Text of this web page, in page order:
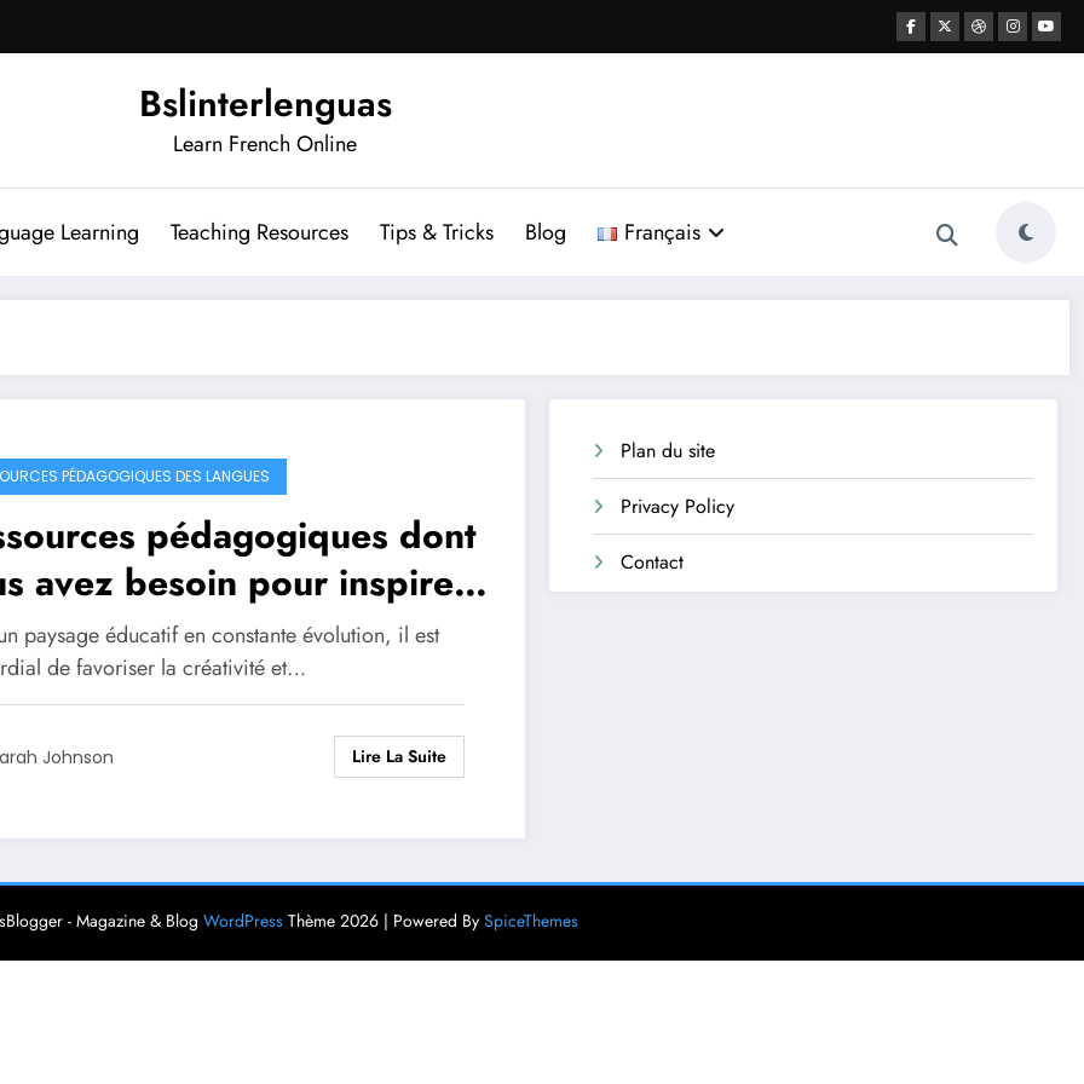
Bslinterlenguas
Learn French Online
Learning Teaching Resources Tips & Tricks Blog Français
PÉDAGOGIQUES DES LANGUES
pédagogiques dont
avez besoin pour inspirer
et la pensée
chez vos élèves
paysage éducatif en constante évolution, il est
de favoriser la créativité et…
Johnson Lire La Suite
Plan du site
Privacy Policy
Contact
- Magazine & Blog WordPressThème 2026 | Powered By SpiceThemes